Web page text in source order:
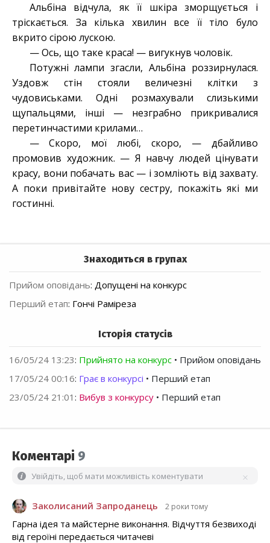
Альбіна відчула, як її шкіра зморщується і
тріскається. За кілька хвилин все її тіло було
вкрито сірою лускою.
— Ось, що таке краса! — вигукнув чоловік.
Потужні лампи згасли, Альбіна роззирнулася.
Уздовж стін стояли величезні клітки з
чудовиськами. Одні розмахували слизькими
щупальцями, інші — незграбно прикривалися
перетинчастими крилами…
— Скоро, мої любі, скоро, — дбайливо
промовив художник. — Я навчу людей цінувати
красу, вони побачать вас — і зомліють від захвату.
А поки привітайте нову сестру, покажіть які ми
гостинні.
Знаходиться в групах
Прийом оповідань: Допущені на конкурс
Перший етап: Гончі Раміреза
Історія статусів
16/05/24 13:23: Прийнято на конкурс • Прийом оповідань
17/05/24 00:16: Грає в конкурсі • Перший етап
23/05/24 21:01 : Вибув з конкурсу • Перший етап
Коментарі 9
Увійдіть, щоб мати можливість коментувати
Заколисаний Запроданець 2 роки тому
Гарна ідея та майстерне виконання. Відчуття безвиході
від героїні передається читачеві